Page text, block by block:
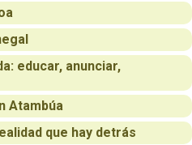
educar, anunciar,
Atambúa
que hay detrás